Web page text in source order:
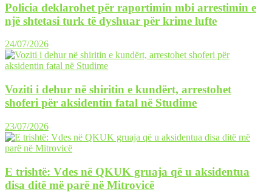
Policia deklarohet për raportimin mbi arrestimin e
një shtetasi turk të dyshuar për krime lufte
24/07/2026
Voziti i dehur në shiritin e kundërt, arrestohet
shoferi për aksidentin fatal në Studime
23/07/2026
E trishtë: Vdes në QKUK gruaja që u aksidentua
disa ditë më parë në Mitrovicë